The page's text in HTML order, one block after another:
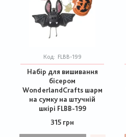
Код: FLBB-199
Набір для вишивання
бісером
WonderlandCrafts шарм
на сумку на штучній
шкірі FLBB-199
315 грн